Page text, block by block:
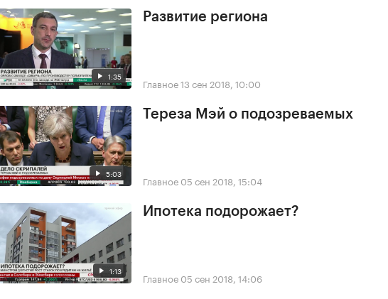
1:35
Развитие региона
Главное13 сен 2018, 10:00
5:03
Тереза Мэй о подозреваемых
Главное 05 сен 2018, 15:04
1:13
Ипотека подорожает?
Главное 05 сен 2018, 14:06